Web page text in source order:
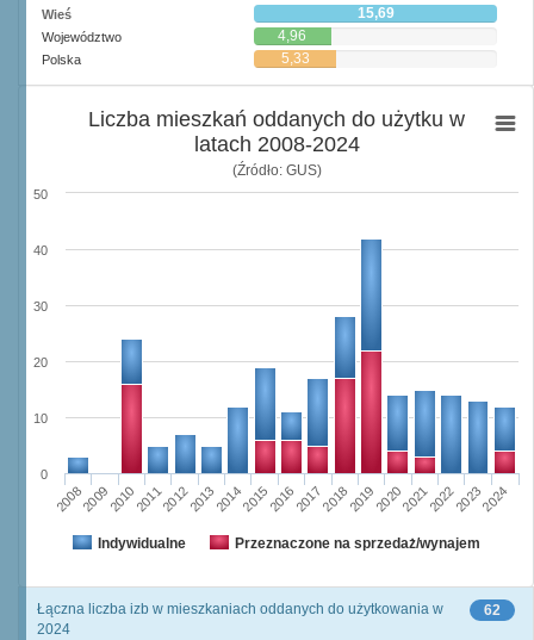
Wieś 15,69
Województwo 4,96
Polska 5,33
Liczba mieszkań oddanych do użytku w
latach 2008-2024
(Źródło: GUS)
Indywidualne Przeznaczone na sprzedaż/wynajem
20082009201020112012201320142015201620172018201920202021202220232024
0
10
20
30
40
50
62
Łączna liczba izb w mieszkaniach oddanych do użytkowania w
2024